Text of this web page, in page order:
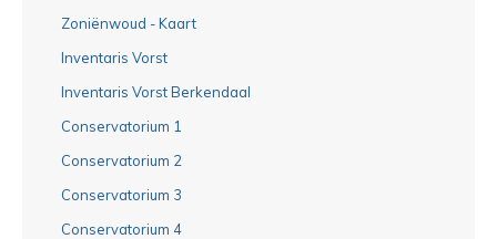
Zoniënwoud - Kaart
Inventaris Vorst
Inventaris Vorst Berkendaal
Conservatorium 1
Conservatorium 2
Conservatorium 3
Conservatorium 4